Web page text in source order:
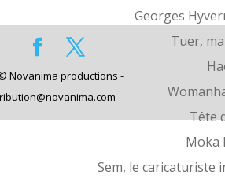
Georges
Tuer,
Tête
Moka
Sem, le caricaturiste
Novanima productions -